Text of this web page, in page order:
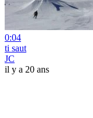
0:04
ti saut
JC
il y a 20 ans